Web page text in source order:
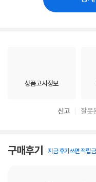
상품고시정보
신고 잘못
구매후기 지금 후기쓰면 적립